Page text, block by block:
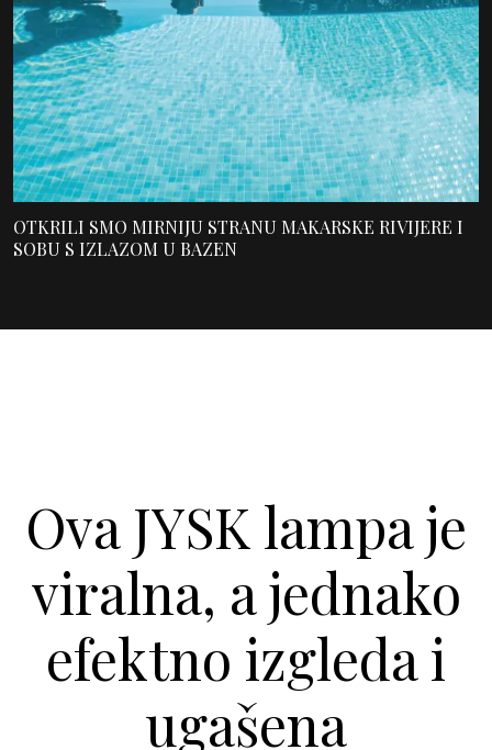
OTKRILI SMO MIRNIJU STRANU MAKARSKE RIVIJERE I
SOBU S IZLAZOM U BAZEN
Ova JYSK lampa je
viralna, a jednako
efektno izgleda i
ugašena